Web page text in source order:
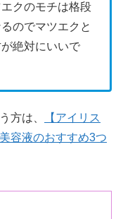
クのモチは格段
のでマツエクと
絶対にいいで
方は、
【アイリス
容液のおすすめ3つ